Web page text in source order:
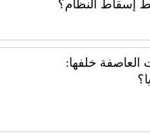
إسقاط النظام؟
العاصفة خلفها: